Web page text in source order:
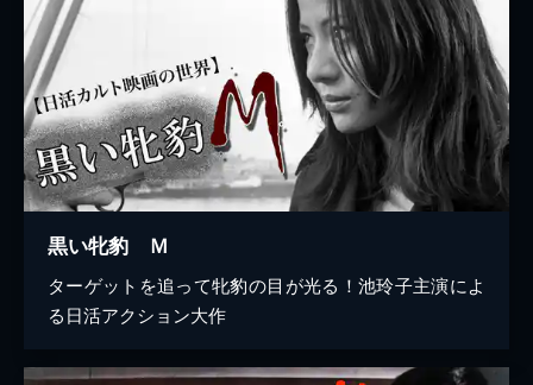
黒い牝豹 Ｍ
ターゲットを追って牝豹の目が光る！池玲子主演によ
る日活アクション大作